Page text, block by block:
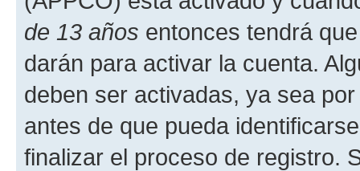
de 13 años entonces tendrá
darán para activar la cuenta.
deben ser activadas, ya sea
antes de que pueda
finalizar el proceso de registro.